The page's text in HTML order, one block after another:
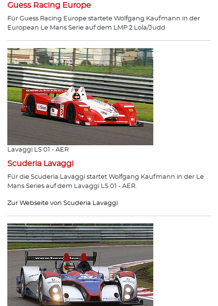
Guess Racing Europe
Für Guess Racing Europe startete Wolfgang Kaufmann in der
European Le Mans Serie auf dem LMP 2 Lola/Judd
Lavaggi LS 01 - AER
Scuderia Lavaggi
Für die Scuderia Lavaggi startet Wolfgang Kaufmann in der Le
Mans Series auf dem Lavaggi LS 01 - AER.
Zur Webseite von Scuderia Lavaggi